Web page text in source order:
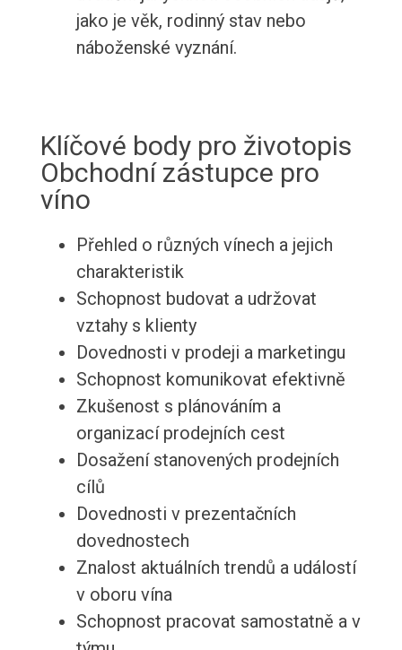
jako je věk, rodinný stav nebo
náboženské vyznání.
Klíčové body pro životopis
Obchodní zástupce pro
víno
Přehled o různých vínech a jejich
charakteristik
Schopnost budovat a udržovat
vztahy s klienty
Dovednosti v prodeji a marketingu
Schopnost komunikovat efektivně
Zkušenost s plánováním a
organizací prodejních cest
Dosažení stanovených prodejních
cílů
Dovednosti v prezentačních
dovednostech
Znalost aktuálních trendů a událostí
v oboru vína
Schopnost pracovat samostatně a v